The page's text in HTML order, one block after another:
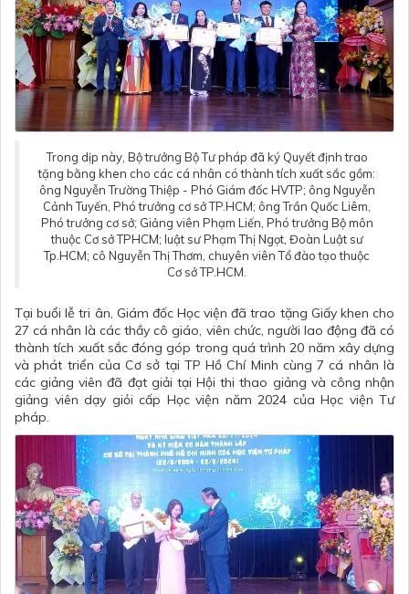
Trong dịp này, Bộ trưởng Bộ Tư pháp đã ký Quyết định trao
tặng bằng khen cho các cá nhân có thành tích xuất sắc gồm:
ông Nguyễn Trường Thiệp - Phó Giám đốc HVTP; ông Nguyễn
Cảnh Tuyến, Phó trưởng cơ sở TP.HCM; ông Trần Quốc Liêm,
Phó trưởng cơ sở; Giảng viên Phạm Liến, Phó trưởng Bộ môn
thuộc Cơ sở TPHCM; luật sư Phạm Thị Ngọt, Đoàn Luật sư
Tp.HCM; cô Nguyễn Thị Thơm, chuyên viên Tổ đào tạo thuộc
Cơ sở TP.HCM.
Tại buổi lễ tri ân, Giám đốc Học viện đã trao tặng Giấy khen cho
27 cá nhân là các thầy cô giáo, viên chức, người lao động đã có
thành tích xuất sắc đóng góp trong quá trình 20 năm xây dựng
và phát triển của Cơ sở tại TP Hồ Chí Minh cùng 7 cá nhân là
các giảng viên đã đạt giải tại Hội thi thao giảng và công nhận
giảng viên dạy giỏi cấp Học viện năm 2024 của Học viện Tư
pháp.